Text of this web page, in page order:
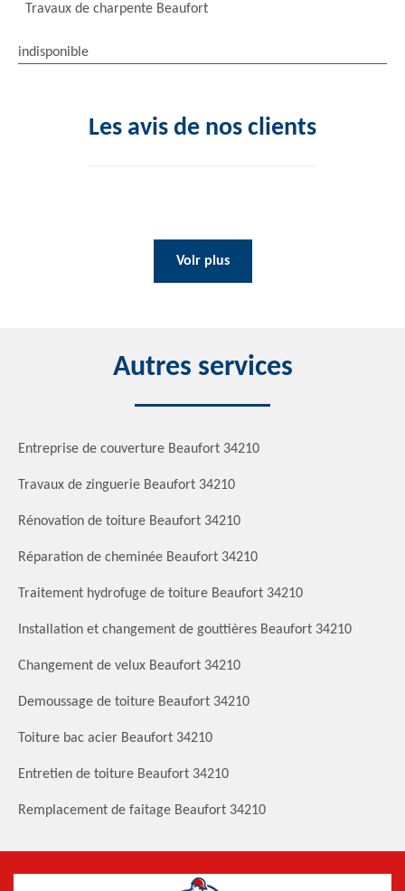
Travaux de charpente Beaufort
indisponible
Les avis de nos clients
Voir plus
Autres services
Entreprise de couverture Beaufort 34210
Travaux de zinguerie Beaufort 34210
Rénovation de toiture Beaufort 34210
Réparation de cheminée Beaufort 34210
Traitement hydrofuge de toiture Beaufort 34210
Installation et changement de gouttières Beaufort 34210
Changement de velux Beaufort 34210
Demoussage de toiture Beaufort 34210
Toiture bac acier Beaufort 34210
Entretien de toiture Beaufort 34210
Remplacement de faitage Beaufort 34210